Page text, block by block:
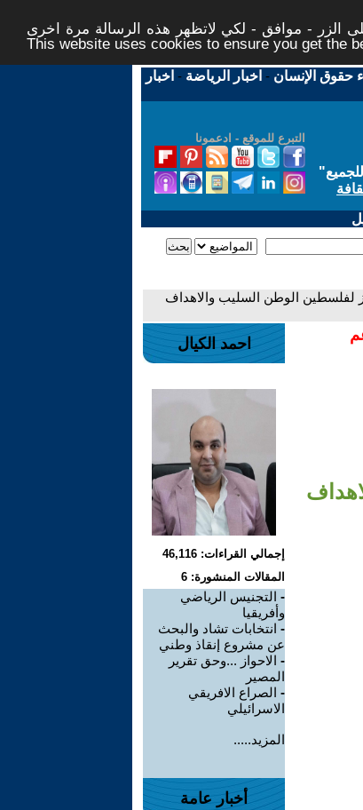
الزر - موافق - لكي لاتظهر هذه الرسالة مرة اخرى -
This website uses cookies to ensure you get the
حقوق الإنسان - اخبار الرياضة - اخبار
التبرع للموقع - ادعمونا
"
لفلسطين الوطن السليب والاهداف
احمد الكيال
إجمالي القراءات: 46,116
المقالات المنشورة: 6
- التجنيس الرياضي
وأفريقيا
- انتخابات تشاد والبحث
عن مشروع إنقاذ وطني
- الاحواز ...وحق تقرير
المصير
- الصراع الافريقي
الاسرائيلي
المزيد.....
أخبار عامة